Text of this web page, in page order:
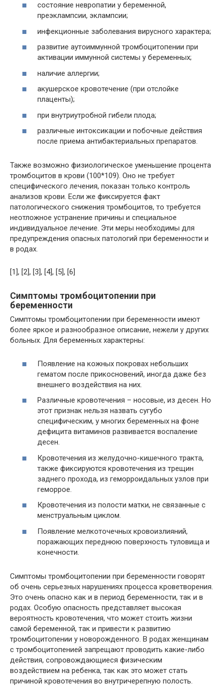
состояние невропатии у беременной,
преэклампсии, эклампсии;
инфекционные заболевания вирусного характера;
развитие аутоиммунной тромбоцитопении при
активации иммунной системы у беременных;
наличие аллергии;
акушерское кровотечение (при отслойке
плаценты);
при внутриутробной гибели плода;
различные интоксикации и побочные действия
после приема антибактериальных препаратов.
Также возможно физиологическое уменьшение процента
тромбоцитов в крови (100*109). Оно не требует
специфического лечения, показан только контроль
анализов крови. Если же фиксируется факт
патологического снижения тромбоцитов, то требуется
неотложное устранение причины и специальное
индивидуальное лечение. Эти меры необходимы для
предупреждения опасных патологий при беременности и
в родах.
[1], [2], [3], [4], [5], [6]
Симптомы тромбоцитопении при
беременности
Симптомы тромбоцитопении при беременности имеют
более яркое и разнообразное описание, нежели у других
больных. Для беременных характерны:
Появление на кожных покровах небольших
гематом после прикосновений, иногда даже без
внешнего воздействия на них.
Различные кровотечения – носовые, из десен. Но
этот признак нельзя назвать сугубо
специфическим, у многих беременных на фоне
дефицита витаминов развивается воспаление
десен.
Кровотечения из желудочно-кишечного тракта,
также фиксируются кровотечения из трещин
заднего прохода, из геморроидальных узлов при
геморрое.
Кровотечения из полости матки, не связанные с
менструальным циклом.
Появление мелкоточечных кровоизлияний,
поражающих переднюю поверхность туловища и
конечности.
Симптомы тромбоцитопении при беременности говорят
об очень серьезных нарушениях процесса кроветворения.
Это очень опасно как и в период беременности, так и в
родах. Особую опасность представляет высокая
вероятность кровотечения, что может стоить жизни
самой беременной, так и привести к развитию
тромбоцитопении у новорожденного. В родах женщинам
с тромбоцитопенией запрещают проводить какие-либо
действия, сопровождающиеся физическим
воздействием на ребенка, так как это может стать
причиной кровотечения во внутричерепную полость.